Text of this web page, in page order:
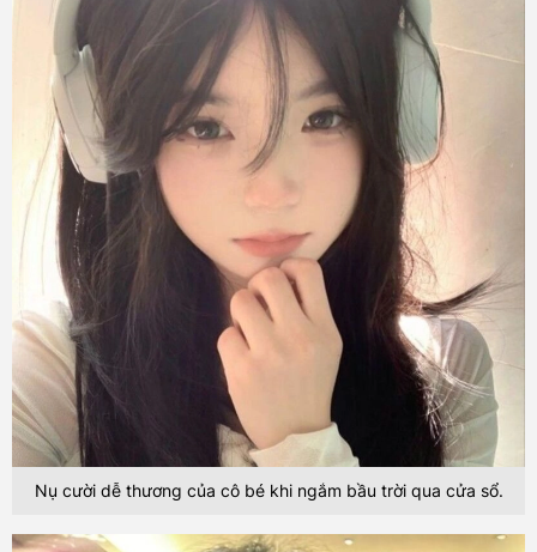
Nụ cười dễ thương của cô bé khi ngắm bầu trời qua cửa sổ.